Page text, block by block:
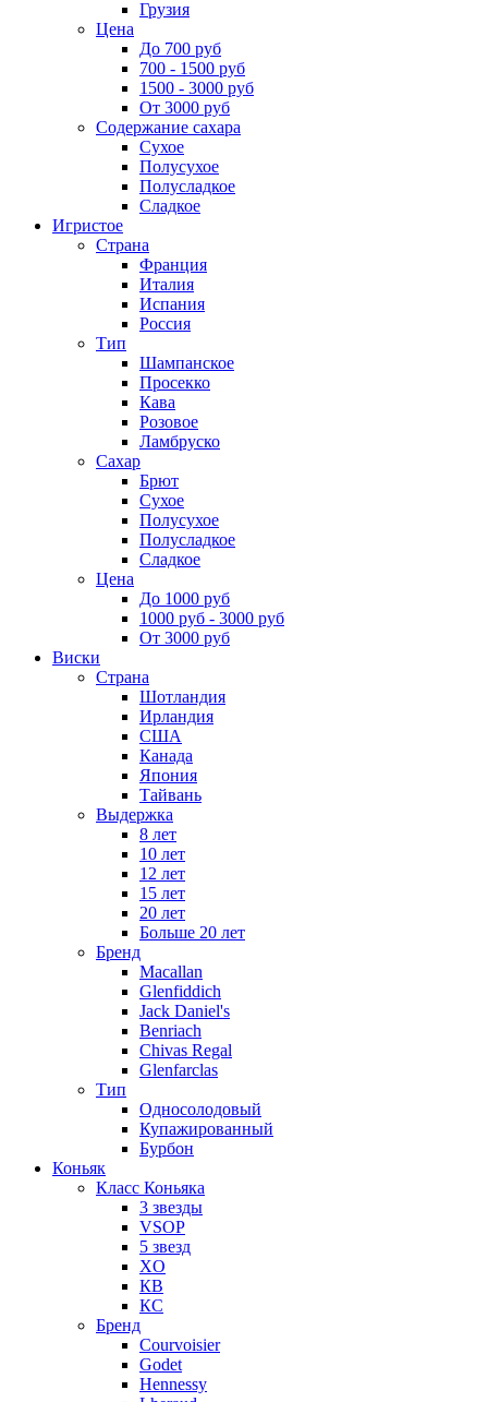
Грузия
Цена
До 700 руб
700 - 1500 руб
1500 - 3000 руб
От 3000 руб
Содержание сахара
Сухое
Полусухое
Полусладкое
Сладкое
Игристое
Страна
Франция
Италия
Испания
Россия
Тип
Шампанское
Просекко
Кава
Розовое
Ламбруско
Сахар
Брют
Сухое
Полусухое
Полусладкое
Сладкое
Цена
До 1000 руб
1000 руб - 3000 руб
От 3000 руб
Виски
Страна
Шотландия
Ирландия
США
Канада
Япония
Тайвань
Выдержка
8 лет
10 лет
12 лет
15 лет
20 лет
Больше 20 лет
Бренд
Macallan
Glenfiddich
Jack Daniel's
Benriach
Chivas Regal
Glenfarclas
Тип
Односолодовый
Купажированный
Бурбон
Коньяк
Класс Коньяка
3 звезды
VSOP
5 звезд
XO
КВ
КС
Бренд
Courvoisier
Godet
Hennessy